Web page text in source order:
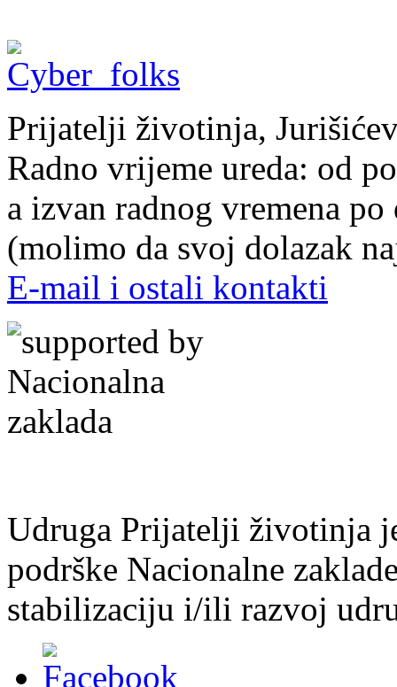
Prijatelji životinja,
Radno vrijeme ureda: od
a izvan radnog vremena
(molimo da svoj dolazak
E-mail i ostali kontakti
Udruga Prijatelji životinja
podrške Nacionalne
stabilizaciju i/ili razvoj